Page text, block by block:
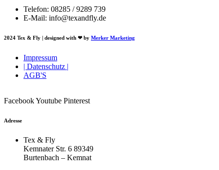
Telefon: 08285 / 9289 739
E-Mail: info@texandfly.de
2024 Tex & Fly | designed with ❤ by Merker Marketing
Impressum
| Datenschutz |
AGB'S
FacebookYoutube Pinterest
Adresse
Tex & Fly
Kemnater Str. 6 89349
Burtenbach – Kemnat